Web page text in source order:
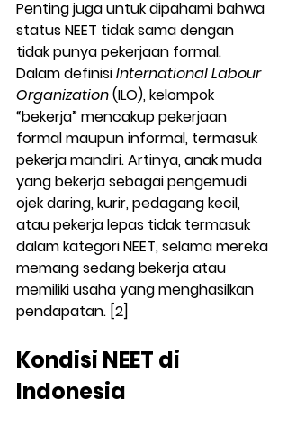
Penting juga untuk dipahami bahwa
status NEET tidak sama dengan
tidak punya pekerjaan formal.
Dalam definisi International Labour
Organization (ILO), kelompok
“bekerja” mencakup pekerjaan
formal maupun informal, termasuk
pekerja mandiri. Artinya, anak muda
yang bekerja sebagai pengemudi
ojek daring, kurir, pedagang kecil,
atau pekerja lepas tidak termasuk
dalam kategori NEET, selama mereka
memang sedang bekerja atau
memiliki usaha yang menghasilkan
pendapatan. [2]
Kondisi NEET di
Indonesia